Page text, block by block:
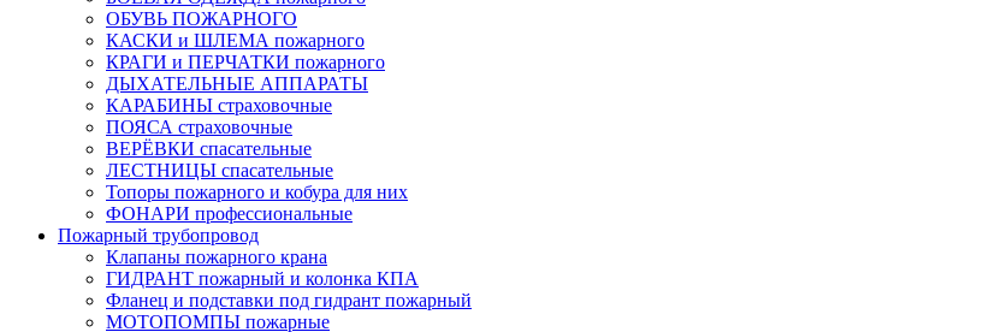
ОБУВЬ ПОЖАРНОГО
КАСКИ и ШЛЕМА пожарного
КРАГИ и ПЕРЧАТКИ пожарного
ДЫХАТЕЛЬНЫЕ АППАРАТЫ
КАРАБИНЫ страховочные
ПОЯСА страховочные
ВЕРЁВКИ спасательные
ЛЕСТНИЦЫ спасательные
Топоры пожарного и кобура для них
ФОНАРИ профессиональные
Пожарный трубопровод
Клапаны пожарного крана
ГИДРАНТ пожарный и колонка КПА
Фланец и подставки под гидрант пожарный
МОТОПОМПЫ пожарные